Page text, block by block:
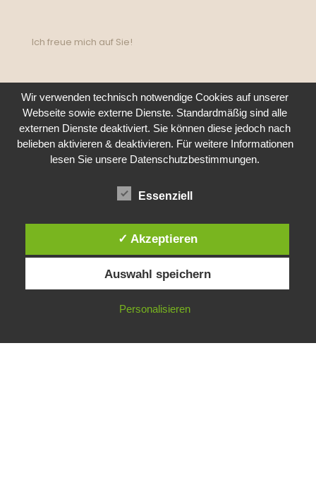
Ich freue mich auf Sie!
© 2017 Praxis für Naturheilkunde in Barsinghausen,
Claudia Teichgräber | Mitglied im Berufsverband
Deutsche Naturheilkunde e.V. BDN |
DATENSCHUTZ
Wir verwenden technisch notwendige Cookies auf unserer
Webseite sowie externe Dienste. Standardmäßig sind alle
externen Dienste deaktiviert. Sie können diese jedoch nach
belieben aktivieren & deaktivieren. Für weitere Informationen
lesen Sie unsere Datenschutzbestimmungen.
Essenziell
✓ Akzeptieren
Auswahl speichern
Personalisieren